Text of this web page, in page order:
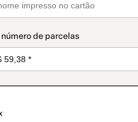
de parcelas